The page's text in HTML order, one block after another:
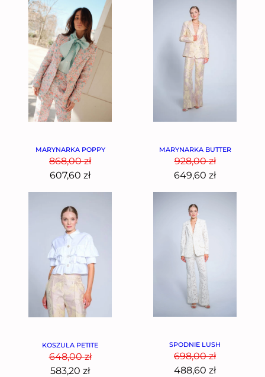
MARYNARKA POPPY
868,00zł
607,60 zł
MARYNARKA BUTTER
928,00zł
649,60 zł
KOSZULA PETITE
648,00zł
583,20 zł
SPODNIE LUSH
698,00zł
488,60 zł